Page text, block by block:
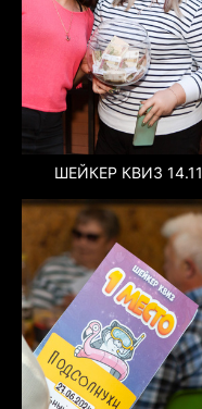
ШЕЙКЕР КВИЗ 14.11